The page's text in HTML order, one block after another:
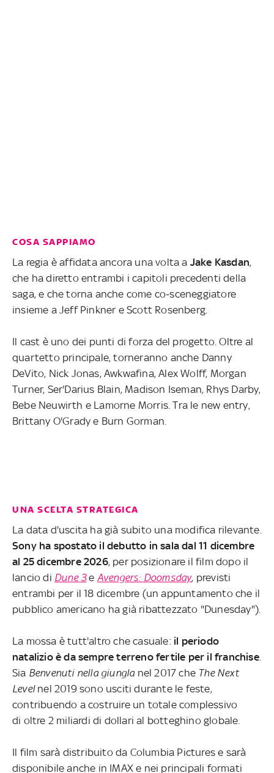
COSA SAPPIAMO
La regia è affidata ancora una volta a Jake Kasdan,
che ha diretto entrambi i capitoli precedenti della
saga, e che torna anche come co-sceneggiatore
insieme a Jeff Pinkner e Scott Rosenberg.
Il cast è uno dei punti di forza del progetto. Oltre al
quartetto principale, torneranno anche Danny
DeVito, Nick Jonas, Awkwafina, Alex Wolff, Morgan
Turner, Ser'Darius Blain, Madison Iseman, Rhys Darby,
Bebe Neuwirth e Lamorne Morris. Tra le new entry,
Brittany O'Grady e Burn Gorman.
UNA SCELTA STRATEGICA
La data d'uscita ha già subito una modifica rilevante.
Sony ha spostato il debutto in sala dal 11 dicembre
al 25 dicembre 2026, per posizionare il film dopo il
lancio di Dune 3 e Avengers: Doomsday, previsti
entrambi per il 18 dicembre (un appuntamento che il
pubblico americano ha già ribattezzato "Dunesday").
La mossa è tutt'altro che casuale: il periodo
natalizio è da sempre terreno fertile per il franchise.
Sia Benvenuti nella giunglanel 2017 che The Next
Levelnel 2019 sono usciti durante le feste,
contribuendo a costruire un totale complessivo
di oltre 2 miliardi di dollari al botteghino globale.
Il film sarà distribuito da Columbia Pictures e sarà
disponibile anche in IMAX e nei principali formati